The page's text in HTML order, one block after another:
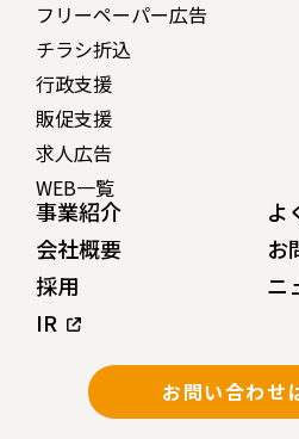
フリーペーパー広告
チラシ折込
行政支援
販促支援
求人広告
WEB一覧
事業紹介
会社概要
採用
IR
よ
お
ニ
お問い合わせ